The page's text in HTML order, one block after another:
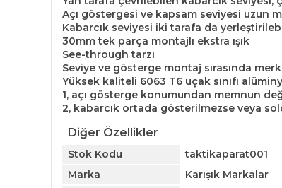
Açı göstergesi ve kapsam seviyesi uzun
Kabarcık seviyesi iki tarafa da
30mm tek parça montajlı ekstra ışık
See-through tarzı
Seviye ve gösterge montaj sırasında
Yüksek kaliteli 6063 T6 uçak sınıfı
1, açı gösterge konumundan memnun
2, kabarcık ortada gösterilmezse veya
Diğer Özellikler
Stok Kodu
taktikaparat001
Marka
Karışık Markalar